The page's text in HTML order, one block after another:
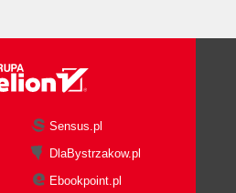
Sensus.pl
DlaBystrzakow.pl
Ebookpoint.pl